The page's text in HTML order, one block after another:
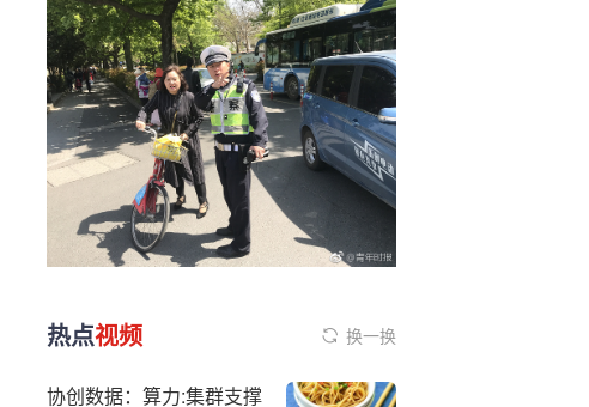
热点视频 换一换
协创数据：算力:集群支撑